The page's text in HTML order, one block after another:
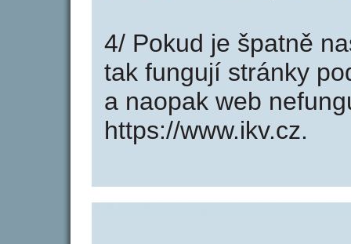
4/ Pokud je špatně
tak fungují stránky
a naopak web
https://www.ikv.cz.